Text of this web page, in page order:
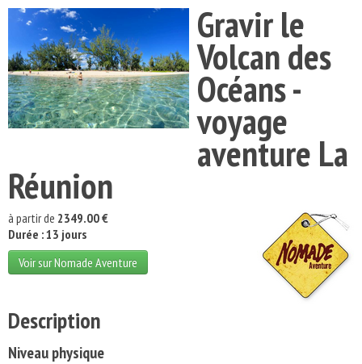
Destinations
Acteurs
Thèmes
Gravir le
Volcan des
Océans -
voyage
aventure La
Réunion
à partir de 2349.00 €
Durée : 13 jours
Voir sur Nomade Aventure
Description
Niveau physique